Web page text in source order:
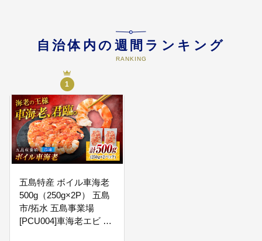
自治体内の週間ランキング
RANKING
1
五島特産 ボイル車海老
500g（250g×2P） 五島
市/拓水 五島事業場
[PCU004]車海老エビ 尾